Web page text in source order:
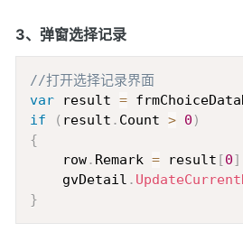
3、弹窗选择记录
//打开选择记录界面
var result =
if
( result . Count > 0 )
{
    row
. Remark = result [0]
    gvDetail
.
}